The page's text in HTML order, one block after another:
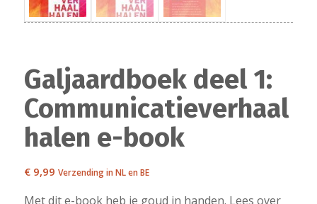
Galjaardboek deel 1:
Communicatieverhaal
halen e-book
€9,99 Verzending in NL en BE
Met dit e-book heb je goud in handen. Lees over